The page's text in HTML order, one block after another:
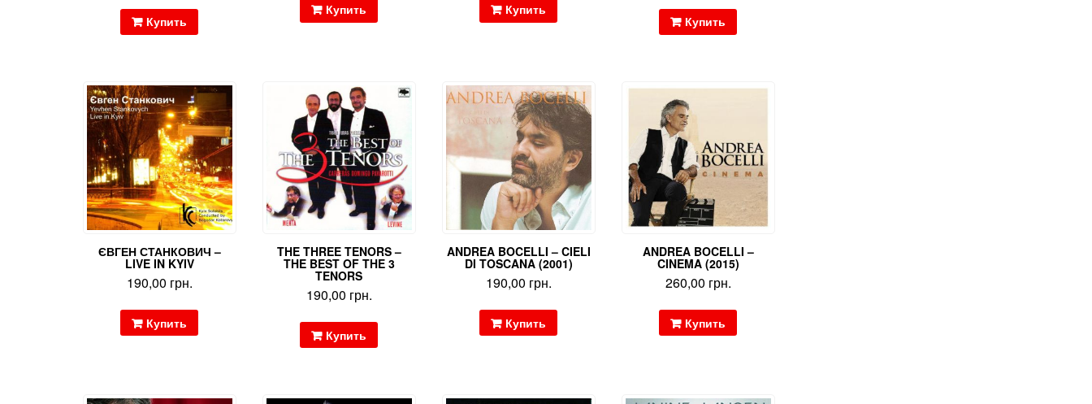
Купить
Купить Купить
Купить
ЄВГЕН СТАНКОВИЧ –
LIVE IN KYIV
190,00 грн.
Купить
THE THREE TENORS –
THE BEST OF THE 3
TENORS
190,00 грн.
Купить
ANDREA BOCELLI – CIELI
DI TOSCANA (2001)
190,00 грн.
Купить
ANDREA BOCELLI –
CINEMA (2015)
260,00 грн.
Купить